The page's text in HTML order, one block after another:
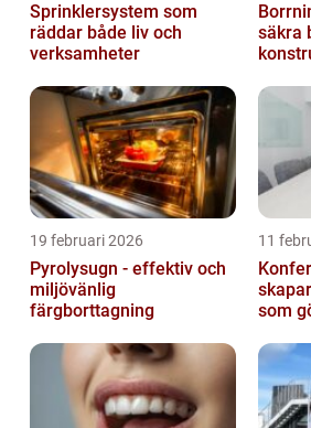
Sprinklersystem som
räddar både liv och
verksamheter
Borrning
säkra
19 februari 2026
Pyrolysugn - effektiv och
miljövänlig
färgborttagning
11
som